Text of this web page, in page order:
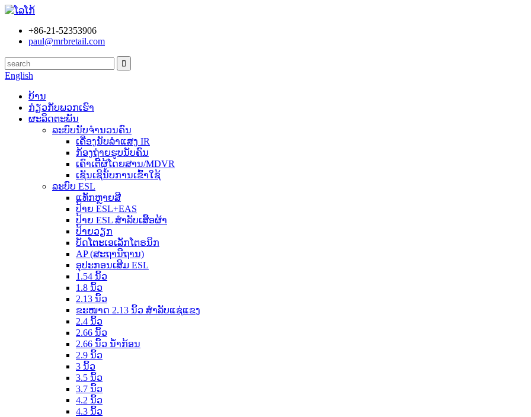
+86-21-52353906
paul@mrbretail.com
English
ບ້ານ
ກ່ຽວກັບພວກເຮົາ
ຜະລິດຕະພັນ
ລະບົບນັບຈຳນວນຄົນ
ເຄື່ອງນັບລຳແສງ IR
ກ້ອງຖ່າຍຮູບນັບຄົນ
ເຄົາເຕີ້ຜູ້ໂດຍສານ/MDVR
ເຊັນເຊີນັບການເຂົ້າໃຊ້
ລະບົບ ESL
ແທັກຫຼາຍສີ
ປ້າຍ ESL+EAS
ປ້າຍ ESL ສຳລັບເສື້ອຜ້າ
ປ້າຍວຽກ
ບັດໂຕະເອເລັກໂຕຣນິກ
AP (ສະຖານີຖານ)
ອຸປະກອນເສີມ ESL
1.54 ນິ້ວ
1.8 ນິ້ວ
2.13 ນິ້ວ
ຂະໜາດ 2.13 ນິ້ວ ສຳລັບແຊ່ແຂງ
2.4 ນິ້ວ
2.66 ນິ້ວ
2.66 ນິ້ວ ນ້ຳກ້ອນ
2.9 ນິ້ວ
3 ນິ້ວ
3.5 ນິ້ວ
3.7 ນິ້ວ
4.2 ນິ້ວ
4.3 ນິ້ວ